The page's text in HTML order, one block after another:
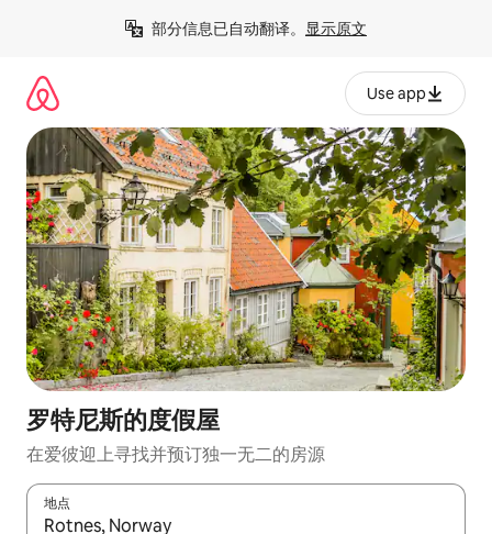
部分信息已自动翻译。 显示原文
Use app
罗特尼斯的度假屋
在爱彼迎上寻找并预订独一无二的房源
地点
如有搜索结果，请使用上下方向键查看，或通过点击或滑动手势